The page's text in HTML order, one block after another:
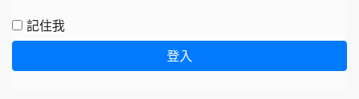
記住我
登入